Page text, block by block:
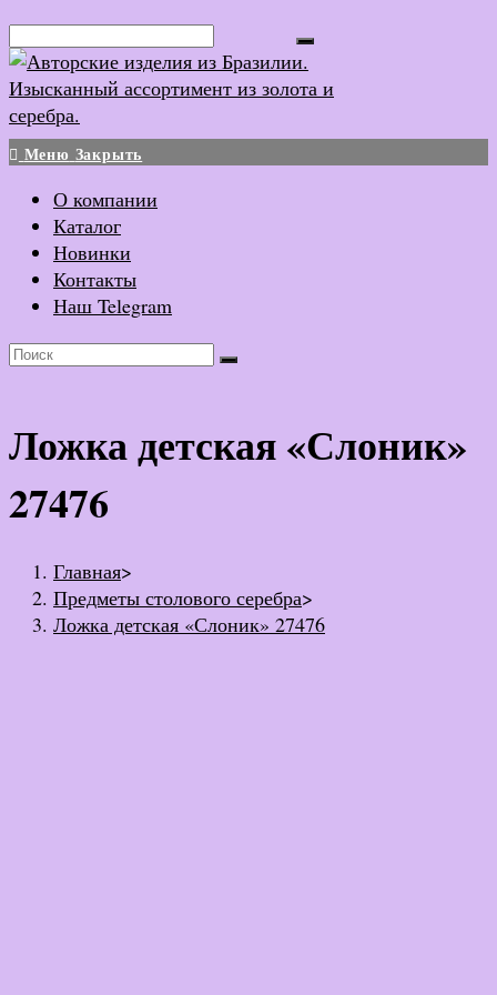
Перейти
к
содержимому
Меню Закрыть
О компании
Каталог
Новинки
Контакты
Наш Telegram
Ложка детская «Слоник»
27476
Главная>
Предметы столового серебра>
Ложка детская «Слоник» 27476